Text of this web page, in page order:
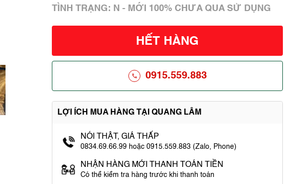
TÌNH TRẠNG: N - MỚI 100% CHƯA QUA SỬ DỤNG
HẾT HÀNG
0915.559.883
LỢI ÍCH MUA HÀNG TẠI QUANG LÂM
NÓI THẬT, GIÁ THẤP
0834.69.66.99 hoặc 0915.559.883 (Zalo, Phone)
NHẬN HÀNG MỚI THANH TOÁN TIỀN
Có thể kiểm tra hàng trước khi thanh toán